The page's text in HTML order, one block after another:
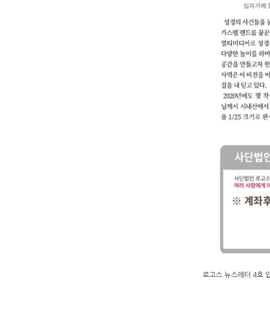
로고스 뉴스레터 4호